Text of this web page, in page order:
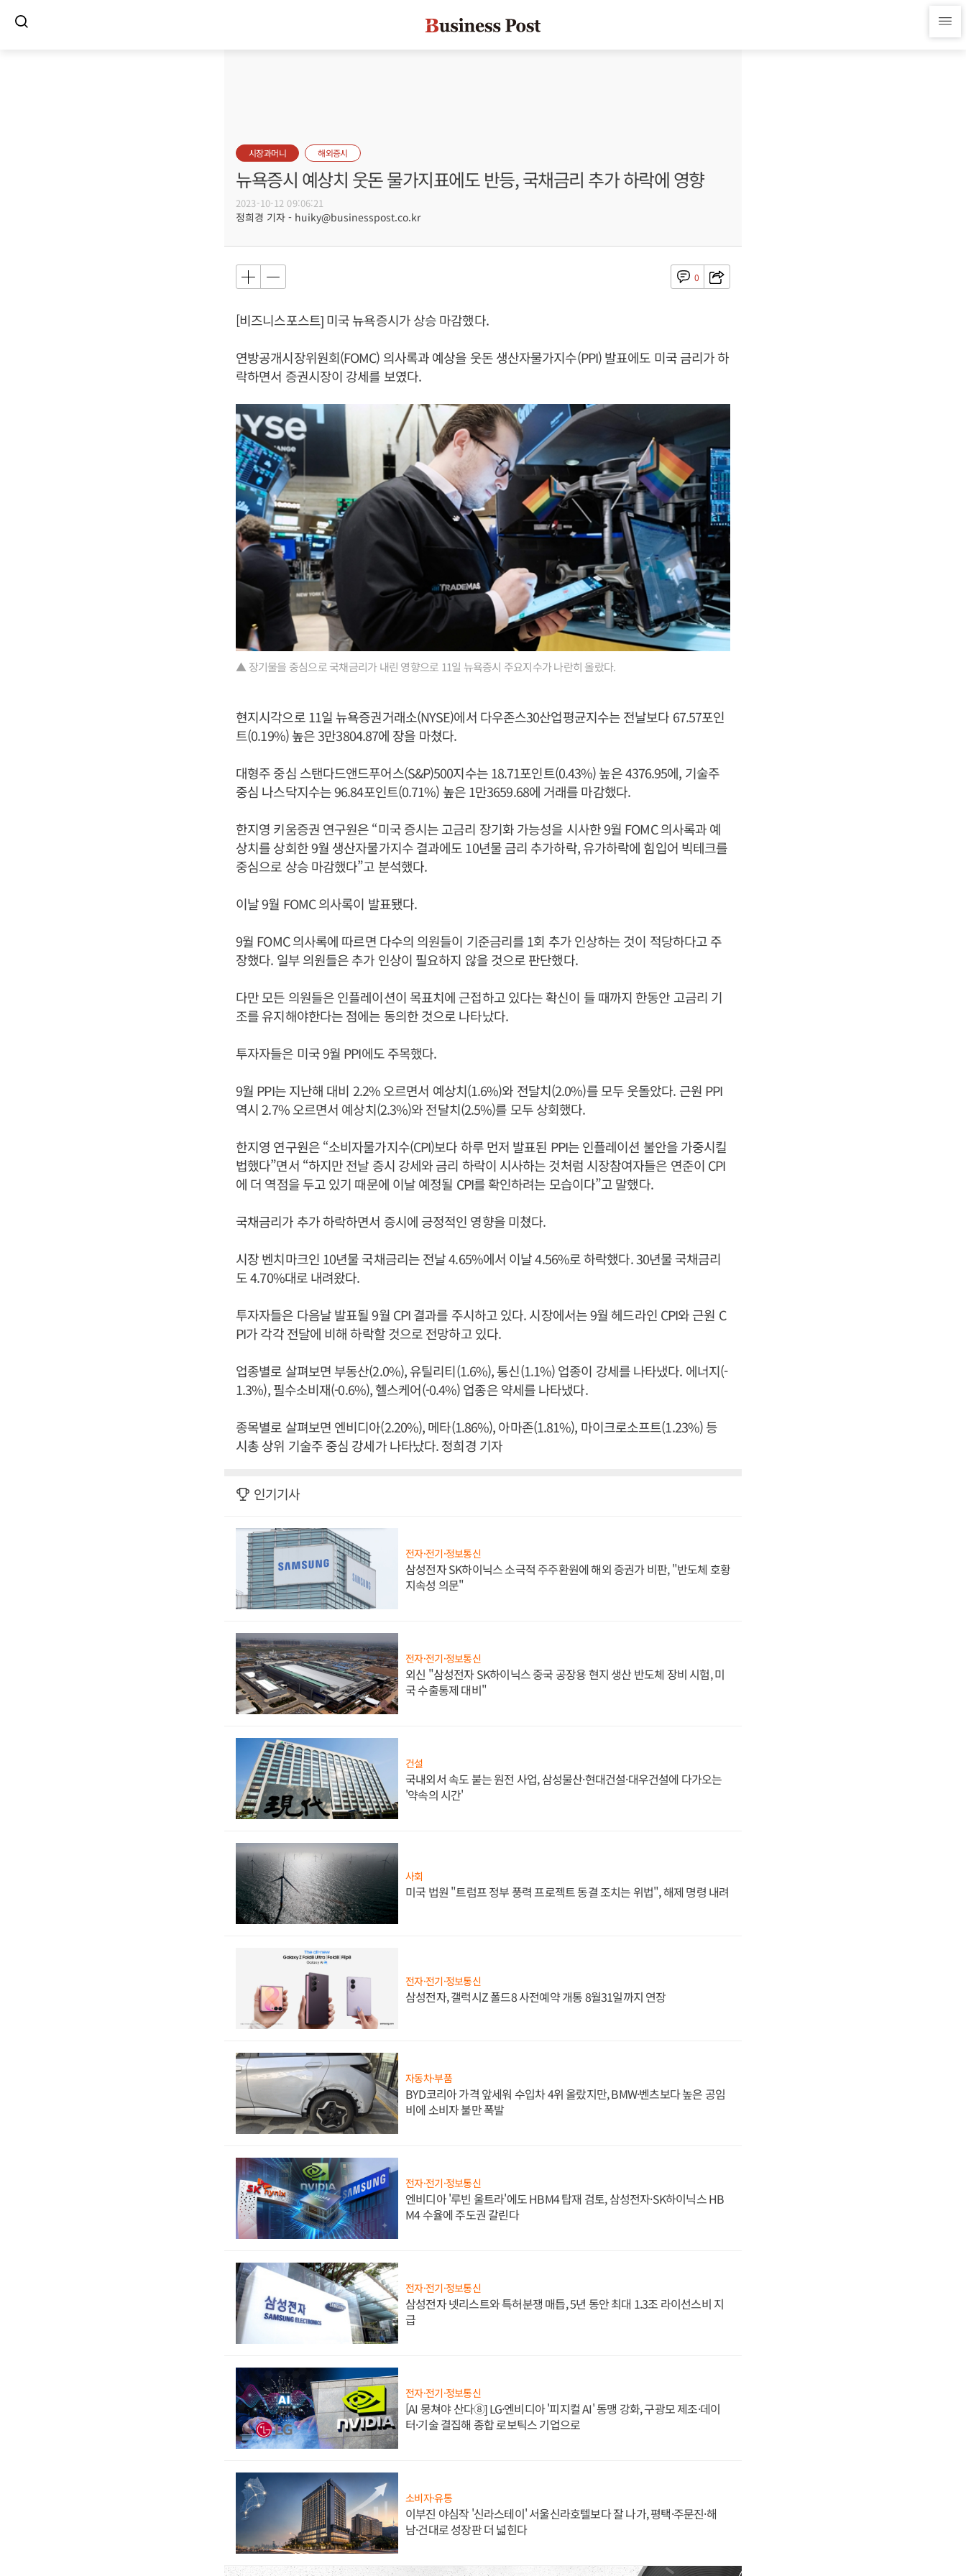
시장과머니 해외증시
뉴욕증시 예상치 웃돈 물가지표에도 반등, 국채금리 추가 하락에 영향
2023-10-12 09:06:21
정희경 기자 - huiky@businesspost.co.kr
0
[비즈니스포스트] 미국 뉴욕증시가 상승 마감했다.
연방공개시장위원회(FOMC) 의사록과 예상을 웃돈 생산자물가지수(PPI) 발표에도 미국 금리가 하
락하면서 증권시장이 강세를 보였다.
▲ 장기물을 중심으로 국채금리가 내린 영향으로 11일 뉴욕증시 주요지수가 나란히 올랐다.
현지시각으로 11일 뉴욕증권거래소(NYSE)에서 다우존스30산업평균지수는 전날보다 67.57포인
트(0.19%) 높은 3만3804.87에 장을 마쳤다.
대형주 중심 스탠다드앤드푸어스(S&P)500지수는 18.71포인트(0.43%) 높은 4376.95에, 기술주
중심 나스닥지수는 96.84포인트(0.71%) 높은 1만3659.68에 거래를 마감했다.
한지영 키움증권 연구원은 “미국 증시는 고금리 장기화 가능성을 시사한 9월 FOMC 의사록과 예
상치를 상회한 9월 생산자물가지수 결과에도 10년물 금리 추가하락, 유가하락에 힘입어 빅테크를
중심으로 상승 마감했다”고 분석했다.
이날 9월 FOMC 의사록이 발표됐다.
9월 FOMC 의사록에 따르면 다수의 의원들이 기준금리를 1회 추가 인상하는 것이 적당하다고 주
장했다. 일부 의원들은 추가 인상이 필요하지 않을 것으로 판단했다.
다만 모든 의원들은 인플레이션이 목표치에 근접하고 있다는 확신이 들 때까지 한동안 고금리 기
조를 유지해야한다는 점에는 동의한 것으로 나타났다.
투자자들은 미국 9월 PPI에도 주목했다.
9월 PPI는 지난해 대비 2.2% 오르면서 예상치(1.6%)와 전달치(2.0%)를 모두 웃돌았다. 근원 PPI
역시 2.7% 오르면서 예상치(2.3%)와 전달치(2.5%)를 모두 상회했다.
한지영 연구원은 “소비자물가지수(CPI)보다 하루 먼저 발표된 PPI는 인플레이션 불안을 가중시킬
법했다”면서 “하지만 전날 증시 강세와 금리 하락이 시사하는 것처럼 시장참여자들은 연준이 CPI
에 더 역점을 두고 있기 때문에 이날 예정될 CPI를 확인하려는 모습이다”고 말했다.
국채금리가 추가 하락하면서 증시에 긍정적인 영향을 미쳤다.
시장 벤치마크인 10년물 국채금리는 전날 4.65%에서 이날 4.56%로 하락했다. 30년물 국채금리
도 4.70%대로 내려왔다.
투자자들은 다음날 발표될 9월 CPI 결과를 주시하고 있다. 시장에서는 9월 헤드라인 CPI와 근원 C
PI가 각각 전달에 비해 하락할 것으로 전망하고 있다.
업종별로 살펴보면 부동산(2.0%), 유틸리티(1.6%), 통신(1.1%) 업종이 강세를 나타냈다. 에너지(-
1.3%), 필수소비재(-0.6%), 헬스케어(-0.4%) 업종은 약세를 나타냈다.
종목별로 살펴보면 엔비디아(2.20%), 메타(1.86%), 아마존(1.81%), 마이크로소프트(1.23%) 등
시총 상위 기술주 중심 강세가 나타났다. 정희경 기자
인기기사
전자·전기·정보통신
삼성전자 SK하이닉스 소극적 주주환원에 해외 증권가 비판, "반도체 호황
지속성 의문"
전자·전기·정보통신
외신 "삼성전자 SK하이닉스 중국 공장용 현지 생산 반도체 장비 시험, 미
국 수출통제 대비"
건설
국내외서 속도 붙는 원전 사업, 삼성물산·현대건설·대우건설에 다가오는
'약속의 시간'
사회
미국 법원 "트럼프 정부 풍력 프로젝트 동결 조치는 위법", 해제 명령 내려
전자·전기·정보통신
삼성전자, 갤럭시Z 폴드8 사전예약 개통 8월31일까지 연장
자동차·부품
BYD코리아 가격 앞세워 수입차 4위 올랐지만, BMW·벤츠보다 높은 공임
비에 소비자 불만 폭발
전자·전기·정보통신
엔비디아 '루빈 울트라'에도 HBM4 탑재 검토, 삼성전자·SK하이닉스 HB
M4 수율에 주도권 갈린다
전자·전기·정보통신
삼성전자 넷리스트와 특허분쟁 매듭, 5년 동안 최대 1.3조 라이선스비 지
급
전자·전기·정보통신
[AI 뭉쳐야 산다⑧] LG·엔비디아 '피지컬 AI' 동맹 강화, 구광모 제조·데이
터·기술 결집해 종합 로보틱스 기업으로
소비자·유통
이부진 야심작 '신라스테이' 서울신라호텔보다 잘 나가, 평택·주문진·해
남·건대로 성장판 더 넓힌다